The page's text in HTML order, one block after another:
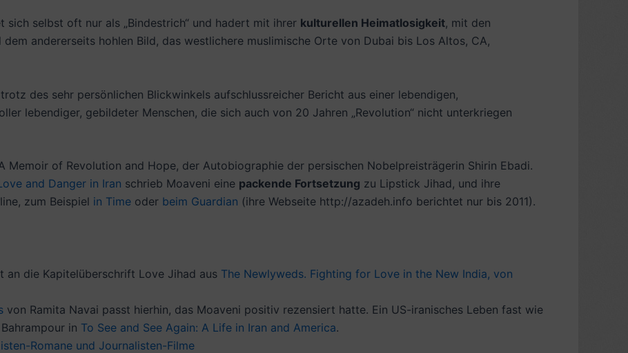
sich selbst oft nur als „Bindestrich“ und hadert mit ihrer kulturellen Heimatlosigkeit, mit den
andererseits hohlen Bild, das westlichere muslimische Orte von Dubai bis Los Altos, CA,
des sehr persönlichen Blickwinkels aufschlussreicher Bericht aus einer lebendigen,
lebendiger, gebildeter Menschen, die sich auch von 20 Jahren „Revolution“ nicht unterkriegen
Memoir of Revolution and Hope, der Autobiographie der persischen Nobelpreisträgerin Shirin Ebadi.
and Danger in Iran schrieb Moaveni eine packende Fortsetzung zu Lipstick Jihad, und ihre
zum Beispiel in Time oder beim Guardian (ihre Webseite http://azadeh.info berichtet nur bis 2011).
die Kapitelüberschrift Love Jihad aus The Newlyweds. Fighting for Love in the New India, von
von Ramita Navai passt hierhin, das Moaveni positiv rezensiert hatte. Ein US-iranisches Leben fast wie
in To See and See Again: A Life in Iran and America.
Romane und Journalisten-Filme